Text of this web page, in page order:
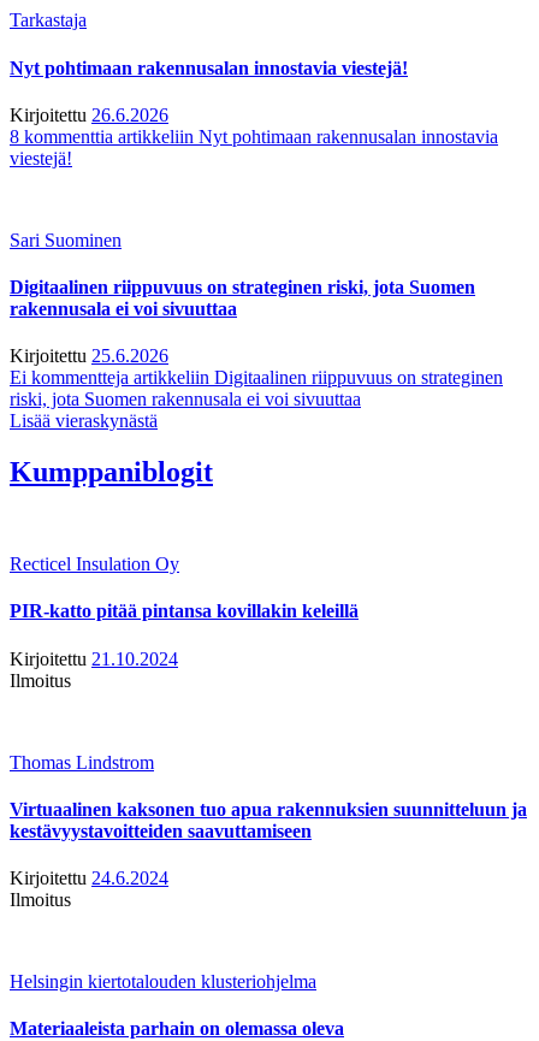
Tarkastaja
Nyt pohtimaan rakennusalan innostavia viestejä!
Kirjoitettu 26.6.2026
8 kommenttia artikkeliin Nyt pohtimaan rakennusalan innostavia
viestejä!
Sari Suominen
Digitaalinen riippuvuus on strateginen riski, jota Suomen
rakennusala ei voi sivuuttaa
Kirjoitettu 25.6.2026
Ei kommentteja artikkeliin Digitaalinen riippuvuus on strateginen
riski, jota Suomen rakennusala ei voi sivuuttaa
Lisää vieraskynästä
Kumppaniblogit
Recticel Insulation Oy
PIR-katto pitää pintansa kovillakin keleillä
Kirjoitettu 21.10.2024
Ilmoitus
Thomas Lindstrom
Virtuaalinen kaksonen tuo apua rakennuksien suunnitteluun ja
kestävyystavoitteiden saavuttamiseen
Kirjoitettu 24.6.2024
Ilmoitus
Helsingin kiertotalouden klusteriohjelma
Materiaaleista parhain on olemassa oleva